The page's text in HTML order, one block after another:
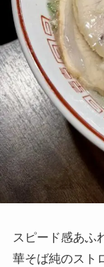
スピード感あふ
華そば純のスト